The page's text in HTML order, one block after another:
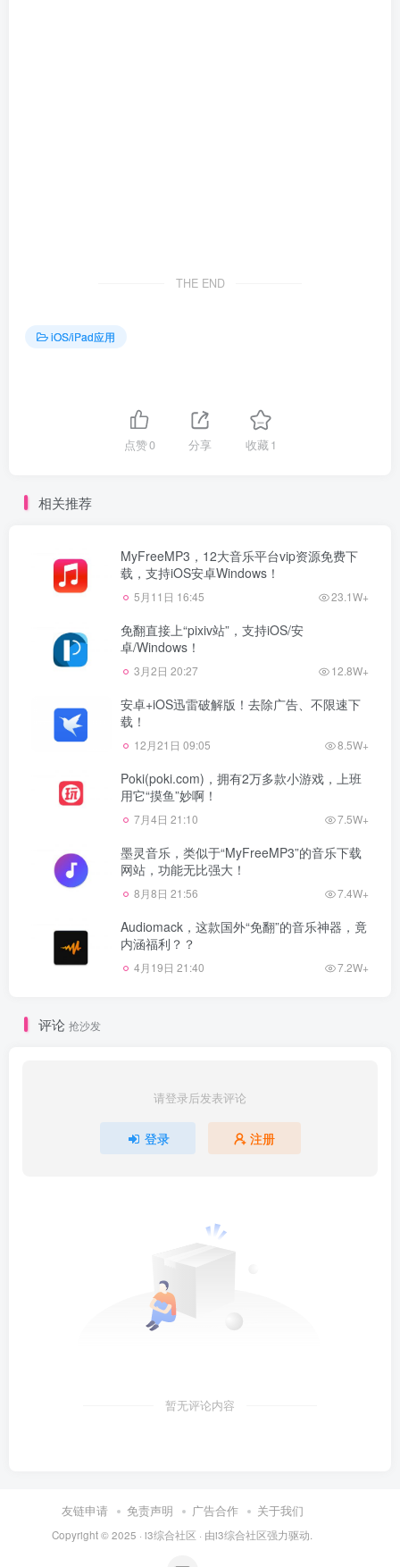
THE END
iOS/iPad应用
点赞0 分享 收藏1
相关推荐
MyFreeMP3，12大音乐平台vip资源免费下
载，支持iOS安卓Windows！
5月11日 16:45 23.1W+
免翻直接上“pixiv站”，支持iOS/安
卓/Windows！
3月2日 20:27 12.8W+
安卓+iOS迅雷破解版！去除广告、不限速下
载！
12月21日 09:05 8.5W+
Poki(poki.com)，拥有2万多款小游戏，上班
用它“摸鱼”妙啊！
7月4日 21:10 7.5W+
墨灵音乐，类似于“MyFreeMP3”的音乐下载
网站，功能无比强大！
8月8日 21:56 7.4W+
Audiomack，这款国外“免翻”的音乐神器，竟
内涵福利？？
4月19日 21:40 7.2W+
评论 抢沙发
请登录后发表评论
登录 注册
暂无评论内容
友链申请 免责声明 广告合作 关于我们
Copyright © 2025 · i3综合社区 · 由i3综合社区强力驱动.